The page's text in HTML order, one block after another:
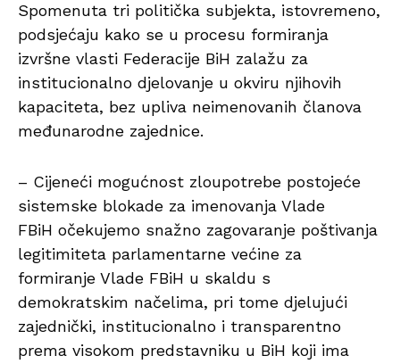
Spomenuta tri politička subjekta, istovremeno,
podsjećaju kako se u procesu formiranja
izvršne vlasti Federacije BiH zalažu za
institucionalno djelovanje u okviru njihovih
kapaciteta, bez upliva neimenovanih članova
međunarodne zajednice.
– Cijeneći mogućnost zloupotrebe postojeće
sistemske blokade za imenovanja Vlade
FBiH očekujemo snažno zagovaranje poštivanja
legitimiteta parlamentarne većine za
formiranje Vlade FBiH u skaldu s
demokratskim načelima, pri tome djelujući
zajednički, institucionalno i transparentno
prema visokom predstavniku u BiH koji ima